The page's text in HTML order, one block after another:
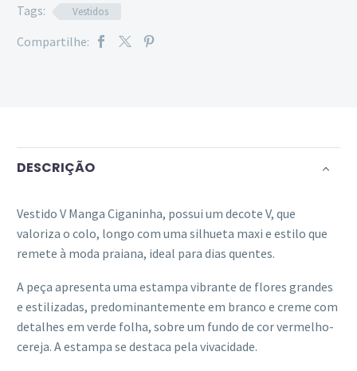
Tags:
Vestidos
Compartilhe:
DESCRIÇÃO
Vestido V Manga Ciganinha, possui um decote V, que
valoriza o colo, longo com uma silhueta maxi e estilo que
remete à moda praiana, ideal para dias quentes.
A peça apresenta uma estampa vibrante de flores grandes
e estilizadas, predominantemente em branco e creme com
detalhes em verde folha, sobre um fundo de cor vermelho-
cereja. A estampa se destaca pela vivacidade.